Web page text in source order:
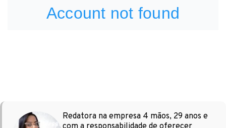
Redatora na empresa 4 mãos, 29 anos e